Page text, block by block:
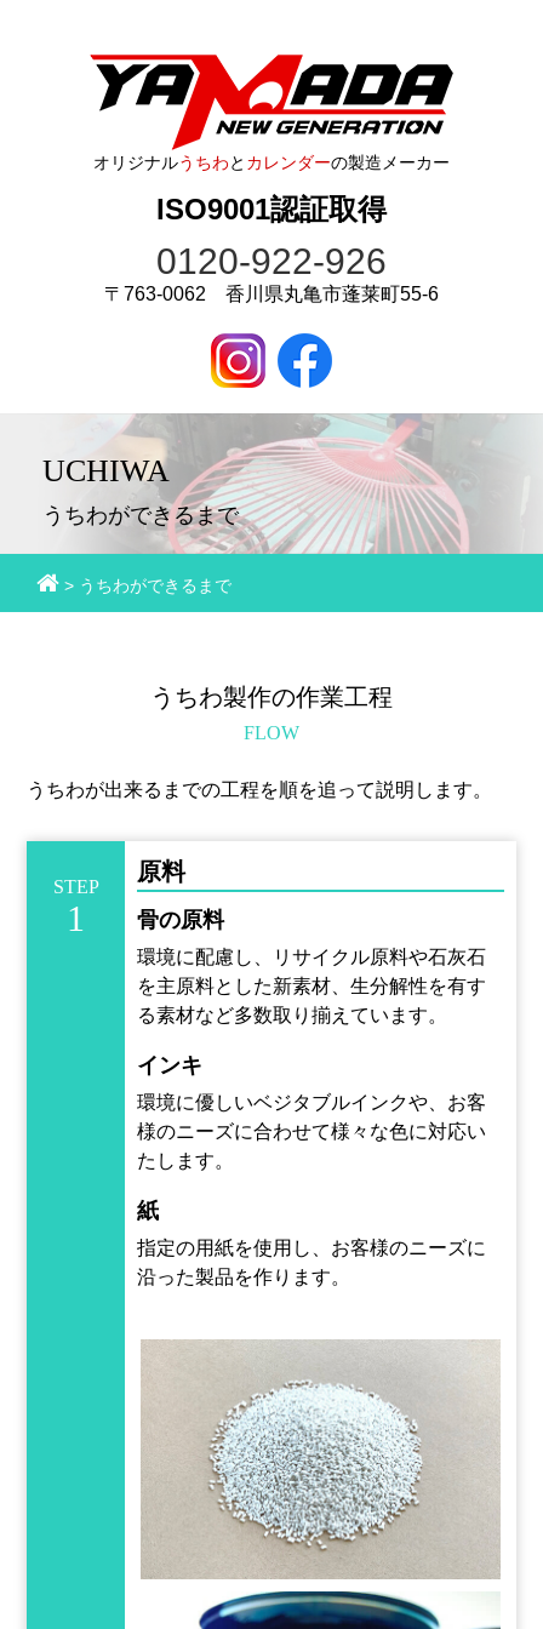
オリジナルうちわと カレンダーの製造メーカー
ISO9001認証取得
0120-922-926
〒763-0062 香川県丸亀市蓬莱町55-6
UCHIWA
うちわができるまで
> うちわができるまで
うちわ製作の作業工程
FLOW
うちわが出来るまでの工程を順を追って説明します。
STEP
1
原料
骨の原料
環境に配慮し、リサイクル原料や石灰石
を主原料とした新素材、生分解性を有す
る素材など多数取り揃えています。
インキ
環境に優しいベジタブルインクや、お客
様のニーズに合わせて様々な色に対応い
たします。
紙
指定の用紙を使用し、お客様のニーズに
沿った製品を作ります。